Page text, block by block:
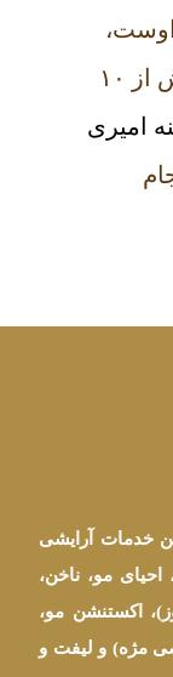
در سالن ماکیاژ این لاین با بیش از ۱۰
امیری
خدمات آرایشی
مو، ناخن،
اکستنشن مو،
مژه) و لیفت و